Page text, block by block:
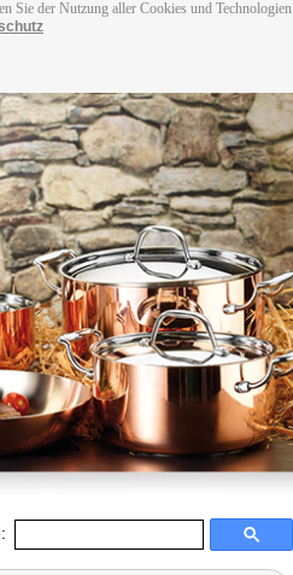
Sie der Nutzung aller Cookies und Technologien